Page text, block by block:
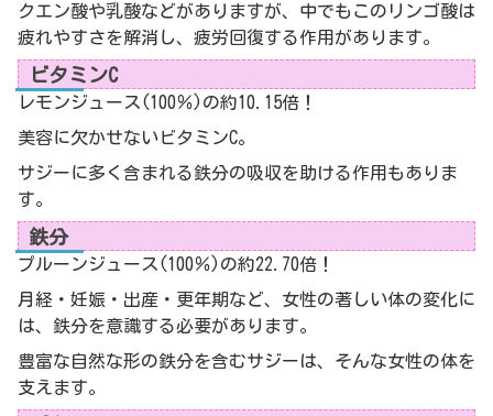
クエン酸や乳酸などがありますが、中でもこのリンゴ酸は
疲れやすさを解消し、疲労回復する作用があります。
ビタミンC
レモンジュース(100％)の約10.15倍！
美容に欠かせないビタミンC。
サジーに多く含まれる鉄分の吸収を助ける作用もありま
す。
鉄分
プルーンジュース(100％)の約22.70倍！
月経・妊娠・出産・更年期など、女性の著しい体の変化に
は、鉄分を意識する必要があります。
豊富な自然な形の鉄分を含むサジーは、そんな女性の体を
支えます。